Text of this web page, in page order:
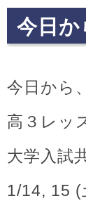
今日か
今日から
高３レッ
大学入試
1/14, 15 (